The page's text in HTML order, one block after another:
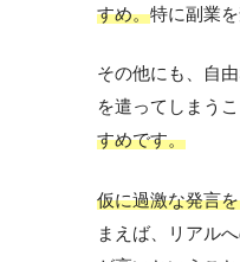
すめ。特に副業
その他にも、自
を遣ってしまう
すめです。
仮に過激な発言
まえば、リアル